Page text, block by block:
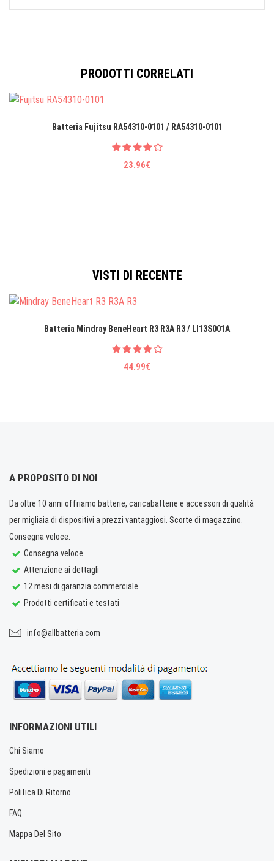
PRODOTTI CORRELATI
Batteria Fujitsu RA54310-0101 / RA54310-0101
23.96€
VISTI DI RECENTE
Batteria Mindray BeneHeart R3 R3A R3 / LI13S001A
44.99€
A PROPOSITO DI NOI
Da oltre 10 anni offriamo batterie, caricabatterie e accessori di qualità
per migliaia di dispositivi a prezzi vantaggiosi. Scorte di magazzino.
Consegna veloce.
Consegna veloce
Attenzione ai dettagli
12 mesi di garanzia commerciale
Prodotti certificati e testati
info@allbatteria.com
INFORMAZIONI UTILI
Chi Siamo
Spedizioni e pagamenti
Politica Di Ritorno
FAQ
Mappa Del Sito